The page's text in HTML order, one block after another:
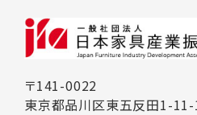
〒141-0022
東京都品川区東五反田1-